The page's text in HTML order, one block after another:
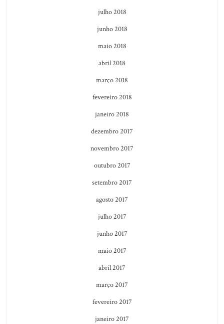
julho 2018
junho 2018
maio 2018
abril 2018
março 2018
fevereiro 2018
janeiro 2018
dezembro 2017
novembro 2017
outubro 2017
setembro 2017
agosto 2017
julho 2017
junho 2017
maio 2017
abril 2017
março 2017
fevereiro 2017
janeiro 2017